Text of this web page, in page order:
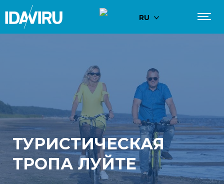
RU
ТУРИСТИЧЕСКАЯ
ТРОПА ЛУЙТЕ